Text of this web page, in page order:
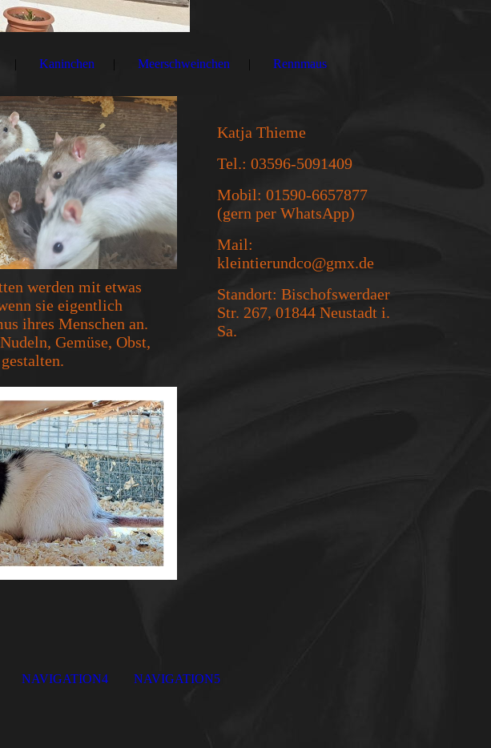
Kaninchen Meerschweinchen Rennmaus
werden mit etwas
sie eigentlich
ihres Menschen an.
Gemüse, Obst,
Katja Thieme
Tel.: 03596-5091409
Mobil: 01590-6657877
(gern per WhatsApp)
Mail:
kleintierundco@gmx.de
Standort: Bischofswerdaer
Str. 267, 01844 Neustadt i.
Sa.
NAVIGATION4 NAVIGATION5